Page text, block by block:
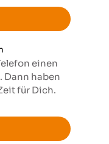
einen
Dann haben
für Dich.